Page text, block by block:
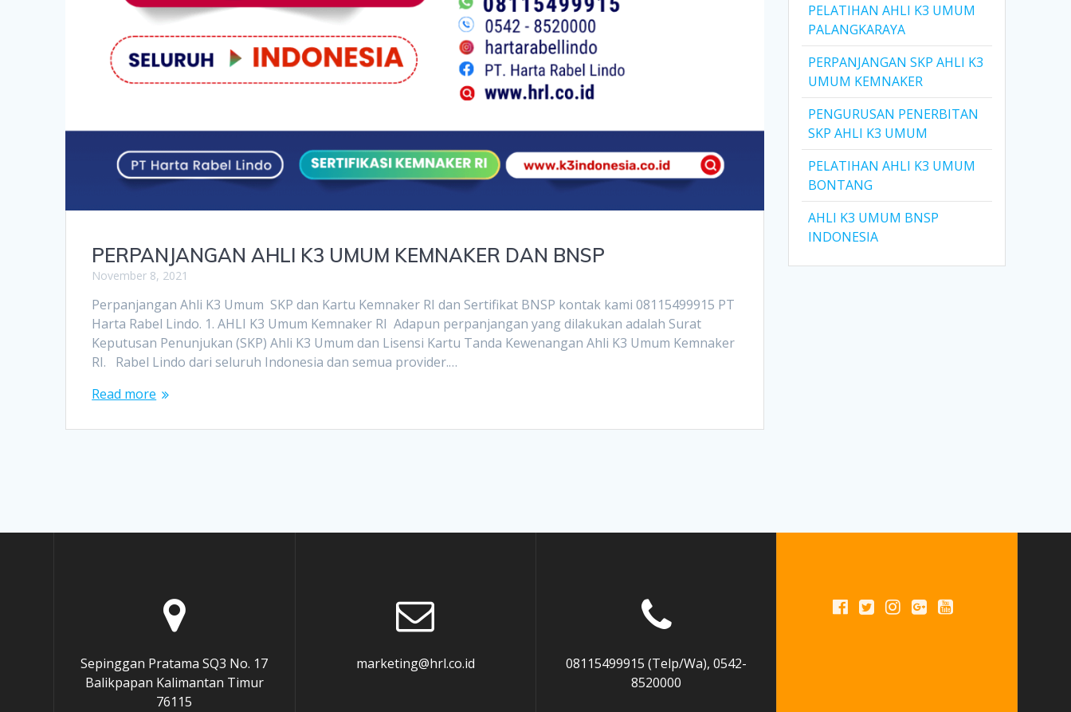
PERPANJANGAN AHLI K3 UMUM KEMNAKER DAN BNSP
November 8, 2021
Perpanjangan Ahli K3 Umum SKP dan Kartu Kemnaker RI dan Sertifikat BNSP kontak kami 08115499915 PT
Harta Rabel Lindo. 1. AHLI K3 Umum Kemnaker RI Adapun perpanjangan yang dilakukan adalah Surat
Keputusan Penunjukan (SKP) Ahli K3 Umum dan Lisensi Kartu Tanda Kewenangan Ahli K3 Umum Kemnaker
RI. Rabel Lindo dari seluruh Indonesia dan semua provider.…
Read more
PELATIHAN AHLI K3 UMUM
PALANGKARAYA
PERPANJANGAN SKP AHLI K3
UMUM KEMNAKER
PENGURUSAN PENERBITAN
SKP AHLI K3 UMUM
PELATIHAN AHLI K3 UMUM
BONTANG
AHLI K3 UMUM BNSP
INDONESIA
Sepinggan Pratama SQ3 No. 17
Balikpapan Kalimantan Timur
76115
marketing@hrl.co.id
08115499915 (Telp/Wa), 0542-
8520000